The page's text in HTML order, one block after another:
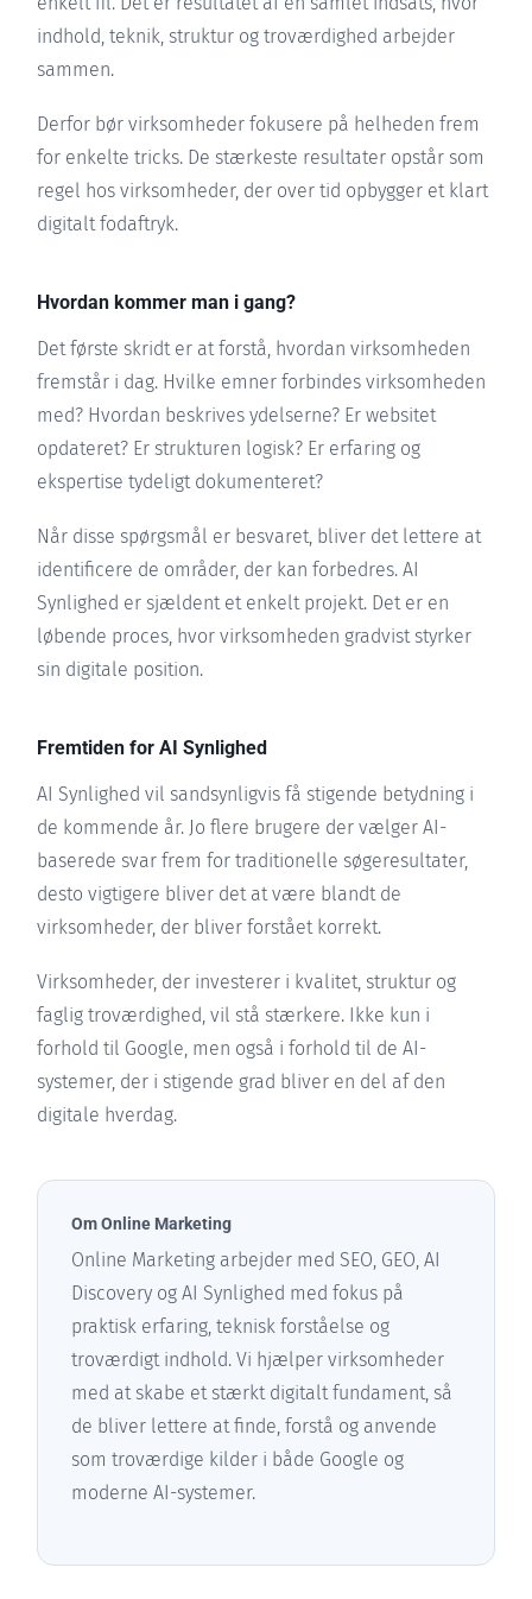
indhold, teknik, struktur og troværdighed arbejder
sammen.
Derfor bør virksomheder fokusere på helheden frem
for enkelte tricks. De stærkeste resultater opstår som
regel hos virksomheder, der over tid opbygger et klart
digitalt fodaftryk.
Hvordan kommer man i gang?
Det første skridt er at forstå, hvordan virksomheden
fremstår i dag. Hvilke emner forbindes virksomheden
med? Hvordan beskrives ydelserne? Er websitet
opdateret? Er strukturen logisk? Er erfaring og
ekspertise tydeligt dokumenteret?
Når disse spørgsmål er besvaret, bliver det lettere at
identificere de områder, der kan forbedres. AI
Synlighed er sjældent et enkelt projekt. Det er en
løbende proces, hvor virksomheden gradvist styrker
sin digitale position.
Fremtiden for AI Synlighed
AI Synlighed vil sandsynligvis få stigende betydning i
de kommende år. Jo flere brugere der vælger AI-
baserede svar frem for traditionelle søgeresultater,
desto vigtigere bliver det at være blandt de
virksomheder, der bliver forstået korrekt.
Virksomheder, der investerer i kvalitet, struktur og
faglig troværdighed, vil stå stærkere. Ikke kun i
forhold til Google, men også i forhold til de AI-
systemer, der i stigende grad bliver en del af den
digitale hverdag.
Om Online Marketing
Online Marketing arbejder med SEO, GEO, AI
Discovery og AI Synlighed med fokus på
praktisk erfaring, teknisk forståelse og
troværdigt indhold. Vi hjælper virksomheder
med at skabe et stærkt digitalt fundament, så
de bliver lettere at finde, forstå og anvende
som troværdige kilder i både Google og
moderne AI-systemer.